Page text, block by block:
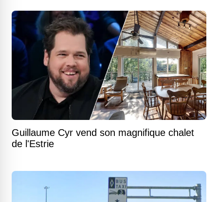
Guillaume Cyr vend son magnifique chalet
de l'Estrie